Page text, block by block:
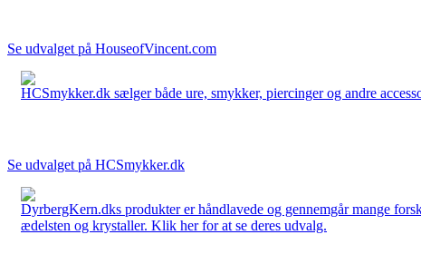
Se udvalget på HouseofVincent.com
HCSmykker.dk sælger både ure, smykker, piercinger og andre
Se udvalget på HCSmykker.dk
DyrbergKern.dks produkter er håndlavede og gennemgår mange
ædelsten og krystaller. Klik her for at se deres udvalg.